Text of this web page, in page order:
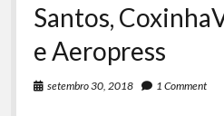
Curva Classics
Komos
La Siesta Podcast
Felype Silva
Lucas Oliveira
Kaique Xavier
Santos,
e Aeropress
setembro 30, 2018 1 Comment